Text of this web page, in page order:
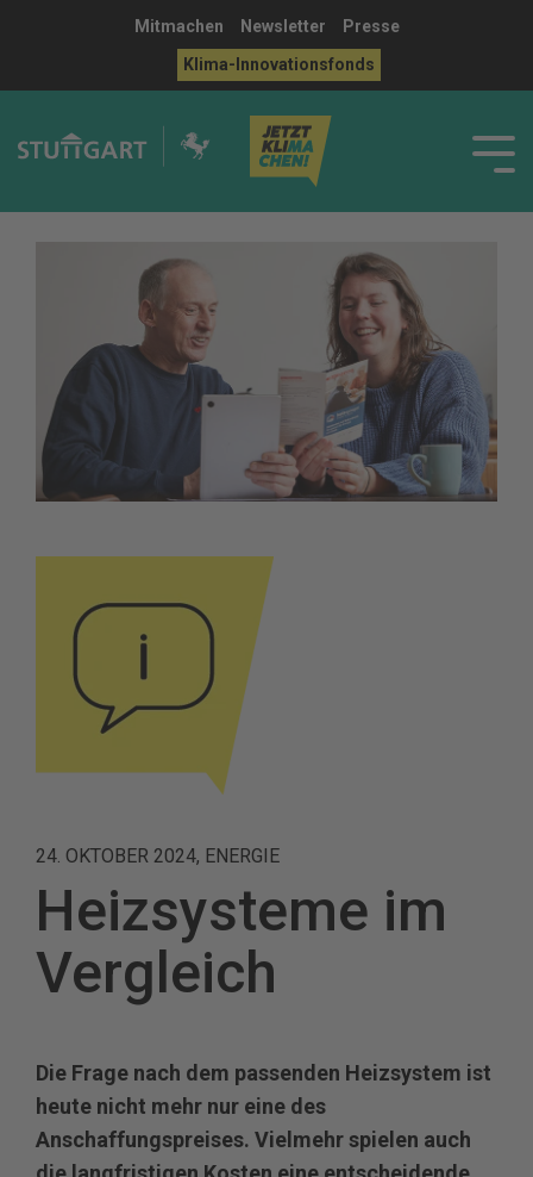
Mitmachen Newsletter
Presse
Klima-Innovationsfonds
24. OKTOBER 2024, ENERGIE
Heizsysteme im
Vergleich
Die Frage nach dem passenden Heizsystem ist
heute nicht mehr nur eine des
Anschaffungspreises. Vielmehr spielen auch